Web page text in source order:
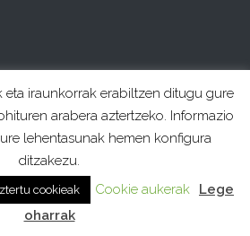
eta iraunkorrak erabiltzen ditugu gure
arabera aztertzeko. Informazio
lehentasunak hemen konfigura
ditzakezu.
cookieak Cookie aukerak
Lege
oharrak